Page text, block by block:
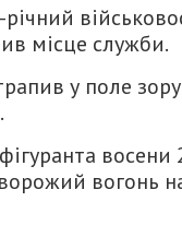
місце служби.
у поле
вогонь